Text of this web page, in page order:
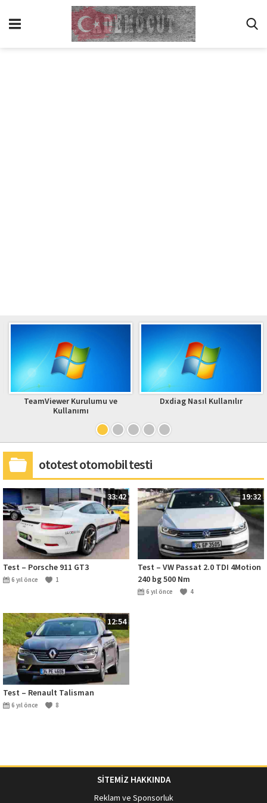
TeamViewer Kurulumu ve
Kullanımı
Dxdiag Nasıl Kullanılır
ototest otomobil testi
33:42
Test – Porsche 911 GT3
6 yıl önce 1
19:32
Test – VW Passat 2.0 TDI 4Motion
240 bg 500 Nm
6 yıl önce 4
12:54
Test – Renault Talisman
6 yıl önce 8
SİTEMİZ HAKKINDA
Reklam ve Sponsorluk